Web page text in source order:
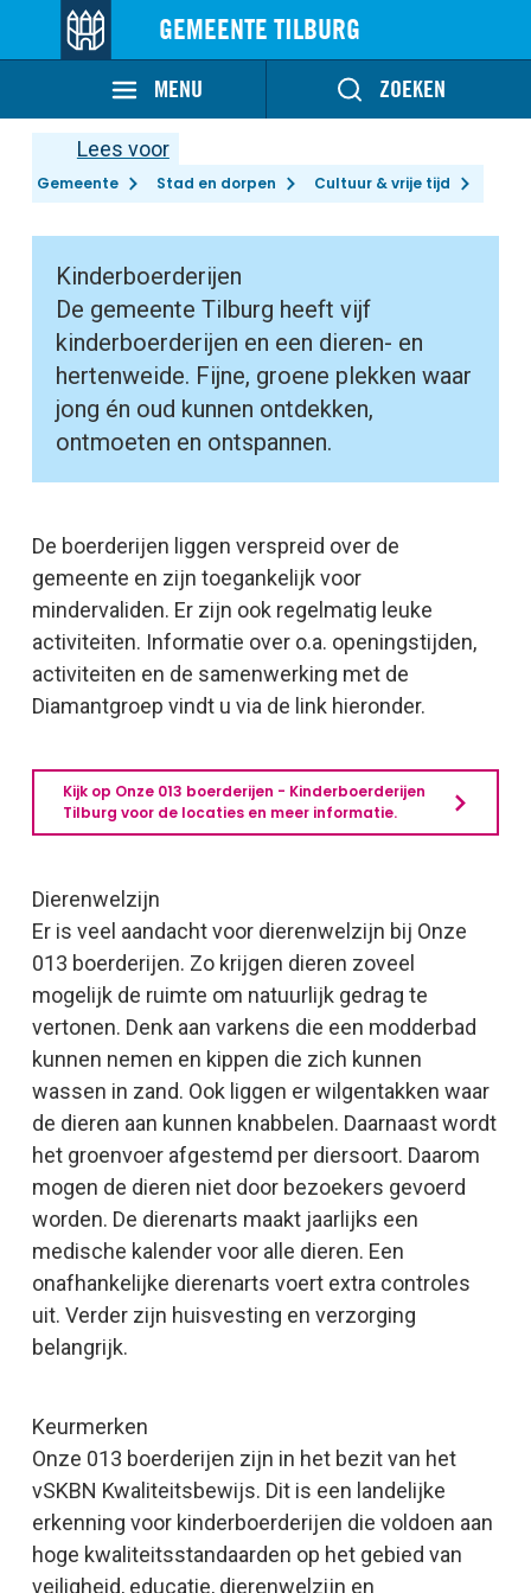
GEMEENTE TILBURG
MENU ZOEKEN
Gemeente Stad en dorpen Cultuur & vrije tijd
Lees voor
Kinderboerderijen
De gemeente Tilburg heeft vijf
kinderboerderijen en een dieren- en
hertenweide. Fijne, groene plekken waar
jong én oud kunnen ontdekken,
ontmoeten en ontspannen.
De boerderijen liggen verspreid over de
gemeente en zijn toegankelijk voor
mindervaliden. Er zijn ook regelmatig leuke
activiteiten. Informatie over o.a. openingstijden,
activiteiten en de samenwerking met de
Diamantgroep vindt u via de link hieronder.
Kijk op Onze 013 boerderijen - Kinderboerderijen
Tilburg voor de locaties en meer informatie.
Dierenwelzijn
Er is veel aandacht voor dierenwelzijn bij Onze
013 boerderijen. Zo krijgen dieren zoveel
mogelijk de ruimte om natuurlijk gedrag te
vertonen. Denk aan varkens die een modderbad
kunnen nemen en kippen die zich kunnen
wassen in zand. Ook liggen er wilgentakken waar
de dieren aan kunnen knabbelen. Daarnaast wordt
het groenvoer afgestemd per diersoort. Daarom
mogen de dieren niet door bezoekers gevoerd
worden. De dierenarts maakt jaarlijks een
medische kalender voor alle dieren. Een
onafhankelijke dierenarts voert extra controles
uit. Verder zijn huisvesting en verzorging
belangrijk.
Keurmerken
Onze 013 boerderijen zijn in het bezit van het
vSKBN Kwaliteitsbewijs. Dit is een landelijke
erkenning voor kinderboerderijen die voldoen aan
hoge kwaliteitsstandaarden op het gebied van
veiligheid, educatie, dierenwelzijn en